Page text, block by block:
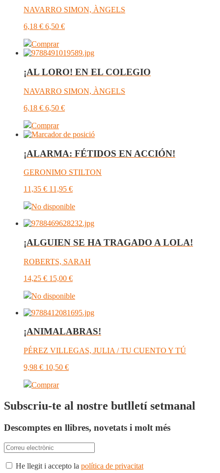
NAVARRO SIMON, ÀNGELS
6,18 € 6,50 €
Comprar
¡AL LORO! EN EL COLEGIO
NAVARRO SIMON, ÀNGELS
6,18 € 6,50 €
Comprar
¡ALARMA: FÉTIDOS EN ACCIÓN!
GERONIMO STILTON
11,35 € 11,95 €
No disponible
¡ALGUIEN SE HA TRAGADO A LOLA!
ROBERTS, SARAH
14,25 € 15,00 €
No disponible
¡ANIMALABRAS!
PÉREZ VILLEGAS, JULIA / TU CUENTO Y TÚ
9,98 € 10,50 €
Comprar
Subscriu-te al nostre butlletí setmanal
Descomptes en llibres, novetats i molt més
He llegit i accepto la política de privacitat